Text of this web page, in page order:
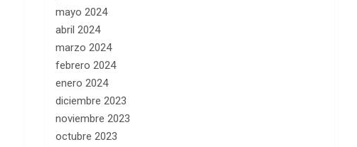
mayo 2024
abril 2024
marzo 2024
febrero 2024
enero 2024
diciembre 2023
noviembre 2023
octubre 2023